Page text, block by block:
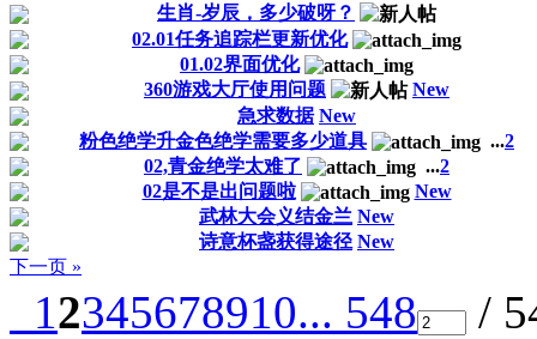
生肖-岁辰，多少破呀？
02.01任务追踪栏更新优化
01.02界面优化
360游戏大厅使用问题
New
急求数据 New
粉色绝学升金色绝学需要多少道具
...2
02,青金绝学太难了
...2
02是不是出问题啦
New
武林大会义结金兰 New
诗意杯盏获得途径 New
下一页 »
12345678910... 548 /